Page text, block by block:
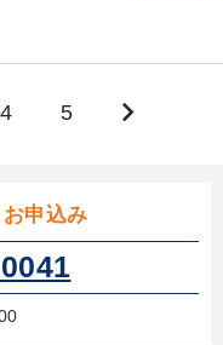
申込み
4 5 keyboard_arrow_right